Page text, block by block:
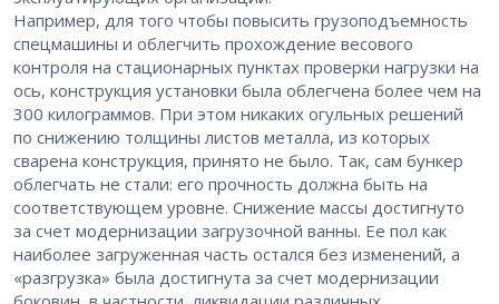
Например, для того чтобы повысить грузоподъемность
спецмашины и облегчить прохождение весового
контроля на стационарных пунктах проверки нагрузки на
ось, конструкция установки была облегчена более чем на
300 килограммов. При этом никаких огульных решений
по снижению толщины листов металла, из которых
сварена конструкция, принято не было. Так, сам бункер
облегчать не стали: его прочность должна быть на
соответствующем уровне. Снижение массы достигнуто
за счет модернизации загрузочной ванны. Ее пол как
наиболее загруженная часть остался без изменений, а
«разгрузка» была достигнута за счет модернизации